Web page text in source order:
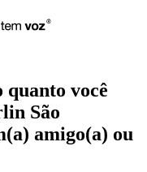
quanto você
São
amigo(a) ou